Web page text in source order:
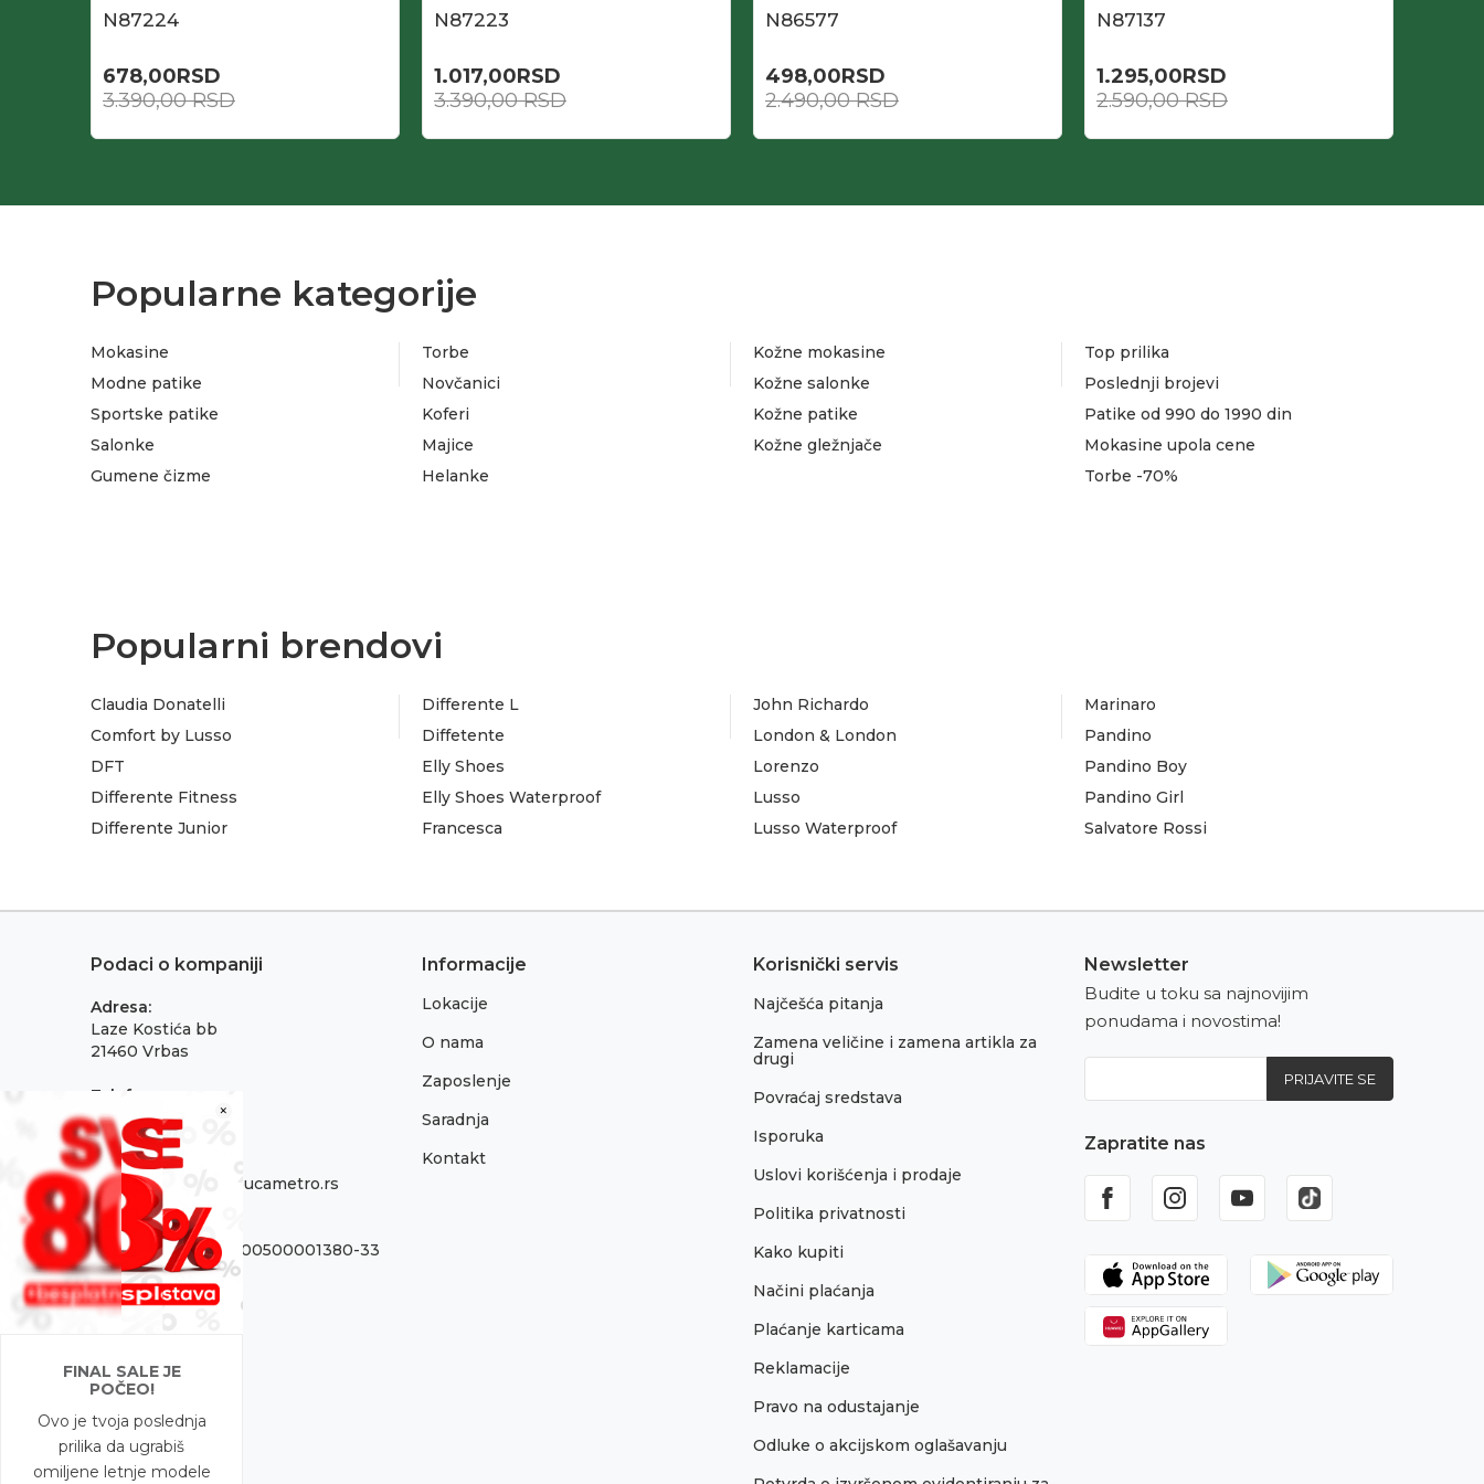
×
FINAL SALE JE
POČEO!
Ovo je tvoja poslednja
prilika da ugrabiš
omiljene letnje modele
N87224
678,00RSD
3.390,00RSD
N87223
1.017,00RSD
3.390,00RSD
N86577
498,00RSD
2.490,00RSD
N87137
1.295,00RSD
2.590,00RSD
Popularne kategorije
Mokasine
Modne patike
Sportske patike
Salonke
Gumene čizme
Torbe
Novčanici
Koferi
Majice
Helanke
Kožne mokasine
Kožne salonke
Kožne patike
Kožne gležnjače
Top prilika
Poslednji brojevi
Patike od 990 do 1990 din
Mokasine upola cene
Torbe -70%
Popularni brendovi
Claudia Donatelli
Comfort by Lusso
DFT
Differente Fitness
Differente Junior
Differente L
Diffetente
Elly Shoes
Elly Shoes Waterproof
Francesca
John Richardo
London & London
Lorenzo
Lusso
Lusso Waterproof
Marinaro
Pandino
Pandino Boy
Pandino Girl
Salvatore Rossi
Podaci o kompaniji
Adresa:
Laze Kostića bb
21460 Vrbas
Telefon:
021 795 3001
Email:
onlinepodrska@obucametro.rs
Račun:
OTP Banka 325-9500500001380-33
PIB:
100637224
08698856
Informacije
Lokacije
O nama
Zaposlenje
Saradnja
Kontakt
Korisnički servis
Najčešća pitanja
Zamena veličine i zamena artikla za
drugi
Povraćaj sredstava
Isporuka
Uslovi korišćenja i prodaje
Politika privatnosti
Kako kupiti
Načini plaćanja
Plaćanje karticama
Reklamacije
Pravo na odustajanje
Odluke o akcijskom oglašavanju
Newsletter
Budite u toku sa najnovijim
ponudama i novostima!
PRIJAVITE SE
Zapratite nas